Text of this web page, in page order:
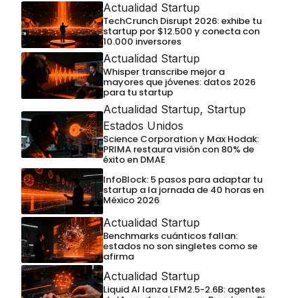
Actualidad Startup
TechCrunch Disrupt 2026: exhibe tu
startup por $12.500 y conecta con
10.000 inversores
Actualidad Startup
Whisper transcribe mejor a
mayores que jóvenes: datos 2026
para tu startup
Actualidad Startup, Startup
Estados Unidos
Science Corporation y Max Hodak:
PRIMA restaura visión con 80% de
éxito en DMAE
InfoBlock: 5 pasos para adaptar tu
startup a la jornada de 40 horas en
México 2026
Actualidad Startup
Benchmarks cuánticos fallan:
estados no son singletes como se
afirma
Actualidad Startup
Liquid AI lanza LFM2.5-2.6B: agentes